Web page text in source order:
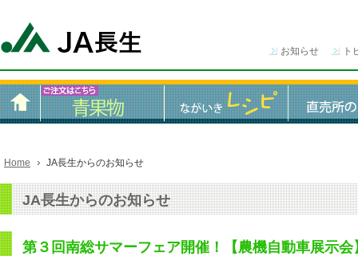
お知らせ ト
Home JA長生からのお知らせ
JA長生からのお知らせ
第３回南総サマーフェア開催！【農機自動車展示会